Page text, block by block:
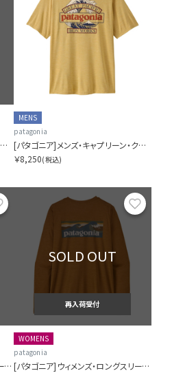
[パタゴニア]メンズ・キャプリーン・ミッドウェイト・クルー
MENS
patagonia
[パタゴニア]メンズ・キャプリーン・クール・デイリー・シャツ（グレート・ウェーブス）
￥8,250(税込)
お気に入り
[パタゴニア]ウィメンズ・ロングスリーブ・キャプリーン・クール・デイリー・シャツ（フィッツロイ・ニンバス）
SOLD OUT
再入荷受付
WOMENS
patagonia
[パタゴニア]ウィメンズ・ロングスリーブ・キャプリーン・クール・デイリー・シャツ（ボードショーツ・ロゴ）